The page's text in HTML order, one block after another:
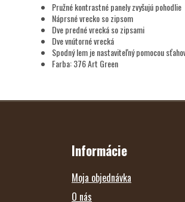
Pružné kontrastné panely zvyšujú pohodlie
Náprsné vrecko so zipsom
Dve predné vrecká so zipsami
Dve vnútorné vrecká
Spodný lem je nastaviteľný pomocou
Farba: 376 Art Green
Z
Informácie
Moja objednávka
O nás